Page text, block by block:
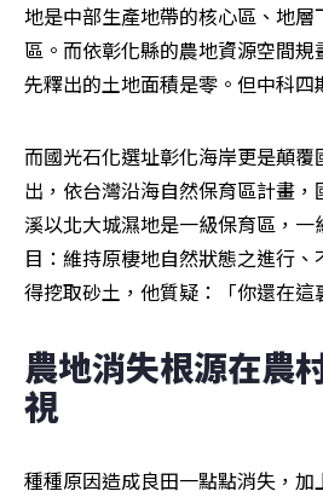
地是中部生產地帶的核心區、地
區。而依彰化縣的農地資源空間
先釋出的土地面積是零。但中科四
而國光石化選址彰化海岸更是顛
出，依台灣沿海自然保育區計畫
溪以北大城濕地是一級保育區，
目：維持原棲地自然狀態之進行
得挖取砂土，他質疑：「你還在這
農地消失根源在農
視
種種原因造成良田一點點消失，